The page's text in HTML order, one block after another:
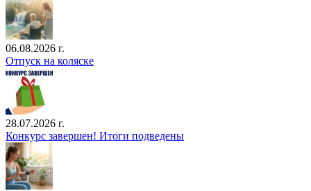
06.08.2026 г.
Отпуск на коляске
28.07.2026 г.
Конкурс завершен! Итоги подведены